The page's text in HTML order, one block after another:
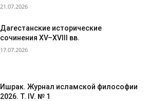
21.07.2026
Дагестанские исторические
сочинения XV–XVIII вв.
17.07.2026
Ишрак. Журнал исламской философии
2026. Т. IV. № 1